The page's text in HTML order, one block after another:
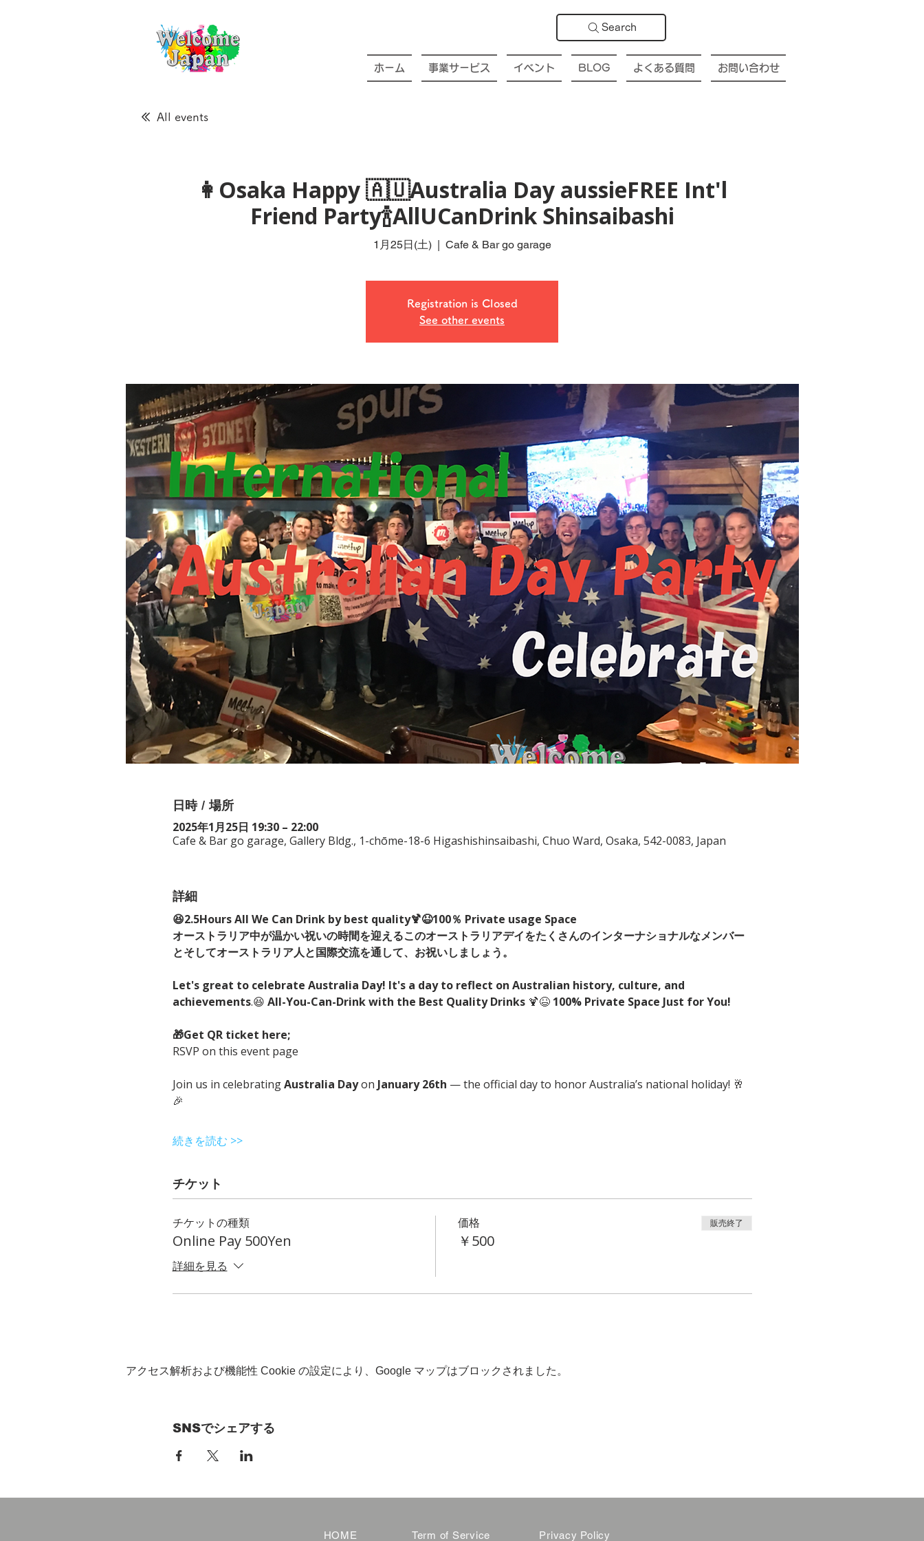
Search
ホーム 事業サービス イベント BLOG よくある質問 お問い合わせ
All events
👩Osaka Happy 🇦🇺Australia Day aussieFREE Int'l
Friend Party🍾AllUCanDrink Shinsaibashi
1月25日(土)
  |
Cafe & Bar go garage
Registration is Closed
See other events
日時 / 場所
2025年1月25日 19:30 – 22:00
Cafe & Bar go garage, Gallery Bldg., 1-chōme-18-6 Higashishinsaibashi, Chuo Ward, Osaka, 542-0083, Japan
詳細
😆2.5Hours All We Can Drink by best quality🍹😆100％ Private usage Space
オーストラリア中が温かい祝いの時間を迎えるこのオーストラリアデイをたくさんのインターナショナルなメンバー
とそしてオーストラリア人と国際交流を通して、お祝いしましょう。
Let's great to celebrate Australia Day! It's a day to reflect on Australian history, culture, and
achievements.😆 All-You-Can-Drink with the Best Quality Drinks 🍹😆 100% Private Space Just for You!
🎁Get QR ticket here;
RSVP on this event page
Join us in celebrating Australia Day on January 26th — the official day to honor Australia’s national holiday! 🥂
🎉
続きを読む >>
チケット
チケットの種類
Online Pay 500Yen
詳細を見る
価格
￥500
販売終了
アクセス解析および機能性 Cookie の設定により、Google マップはブロックされました。
SNSでシェアする
HOME Term of Service Privacy Policy